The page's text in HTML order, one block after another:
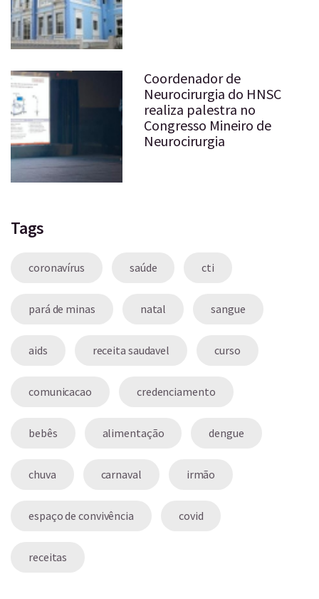
Coordenador de
Neurocirurgia do HNSC
realiza palestra no
Congresso Mineiro de
Neurocirurgia
Tags
coronavírus saúde cti
pará de minas natal sangue
aids receita saudavel curso
comunicacao credenciamento
bebês alimentação dengue
chuva carnaval irmão
espaço de convivência covid
receitas